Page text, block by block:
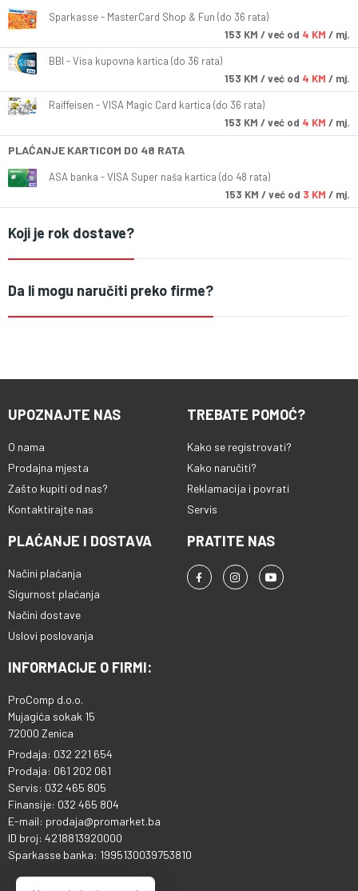
Sparkasse - MasterCard Shop & Fun (do 36 rata)
153 KM / već od 4 KM / mj.
BBI - Visa kupovna kartica (do 36 rata)
153 KM / već od 4 KM / mj.
Raiffeisen - VISA Magic Card kartica (do 36 rata)
153 KM / već od 4 KM / mj.
PLAĆANJE KARTICOM DO 48 RATA
ASA banka - VISA Super naša kartica (do 48 rata)
153 KM / već od 3 KM / mj.
Koji je rok dostave?
Da li mogu naručiti preko firme?
UPOZNAJTE NAS
O nama
Prodajna mjesta
Zašto kupiti od nas?
Kontaktirajte nas
TREBATE POMOĆ?
Kako se registrovati?
Kako naručiti?
Reklamacija i povrati
Servis
PLAĆANJE I DOSTAVA
Načini plaćanja
Sigurnost plaćanja
Načini dostave
Uslovi poslovanja
PRATITE NAS
INFORMACIJE O FIRMI:
ProComp d.o.o.
Mujagića sokak 15
72000 Zenica
Prodaja: 032 221 654
Prodaja: 061 202 061
Servis: 032 465 805
Finansije: 032 465 804
E-mail: prodaja@promarket.ba
ID broj: 4218813920000
Sparkasse banka: 1995130039753810